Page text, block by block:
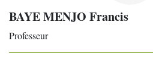
BAYE MENJO Francis
Professeur